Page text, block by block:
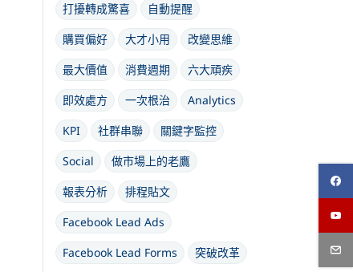
打擾轉成驚喜
自動提醒
購買偏好
大才小用
改變思維
最大價值
消費週期
六大頑疾
即效處方
一次根治
Analytics
KPI
社群串聯
關鍵字監控
Social
做市場上的老鷹
報表分析
排程貼文
Facebook Lead Ads
Facebook Lead Forms
突破改革